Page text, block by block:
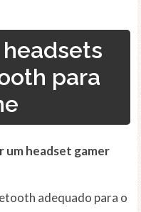
para
um headset gamer
adequado para o